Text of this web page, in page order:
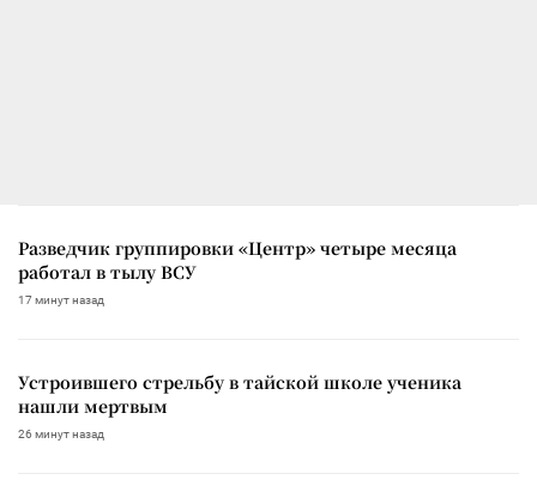
Разведчик группировки «Центр» четыре месяца
работал в тылу ВСУ
17 минут назад
Устроившего стрельбу в тайской школе ученика
нашли мертвым
26 минут назад